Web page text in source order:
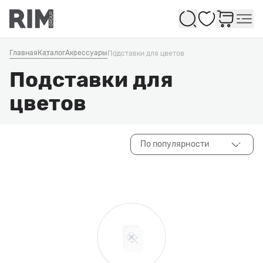
Избранное
Главная КаталогАксессуарыПодставки для цветов
Подставки для
цветов
По популярности